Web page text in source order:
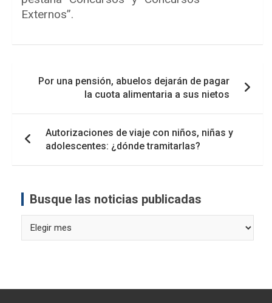
Externos”.
Por una pensión, abuelos dejarán de pagar
la cuota alimentaria a sus nietos
Autorizaciones de viaje con niños, niñas y
adolescentes: ¿dónde tramitarlas?
Busque las noticias publicadas
las